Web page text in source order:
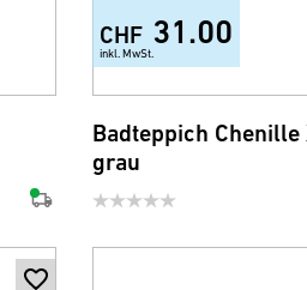
+1
CHF 31.00
inkl. MwSt.
Badteppich Chenille
grau